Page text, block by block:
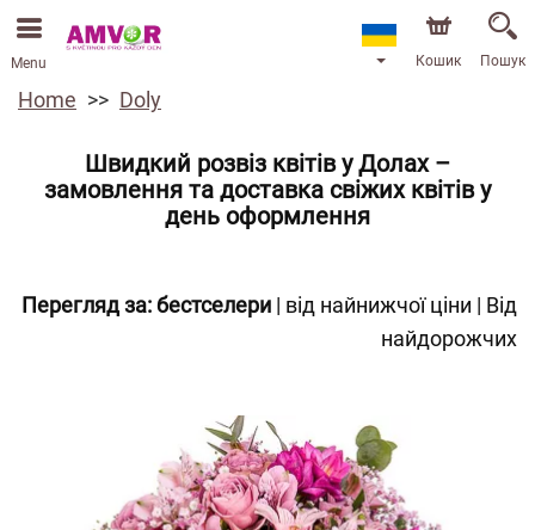
Menu Кошик Пошук
Home Doly
Швидкий розвіз квітів у Долах –
замовлення та доставка свіжих квітів у
день оформлення
Перегляд за:бестселери | від найнижчої ціни | Від
найдорожчих